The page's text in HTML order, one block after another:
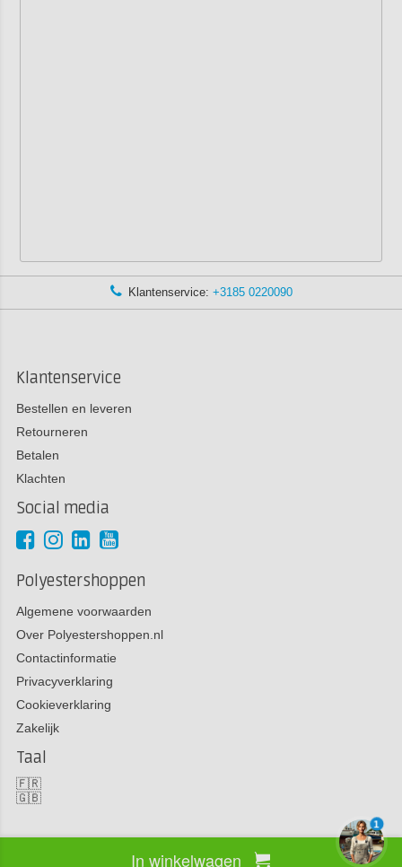
In winkelwagen
Klantenservice: +3185 0220090
Klantenservice
Bestellen en leveren
Retourneren
Betalen
Klachten
Social media
Polyestershoppen
Algemene voorwaarden
Over Polyestershoppen.nl
Contactinformatie
Privacyverklaring
Cookieverklaring
Zakelijk
Taal
🇫🇷
🇬🇧
Copyright 2026 Polyestershoppen bv
1